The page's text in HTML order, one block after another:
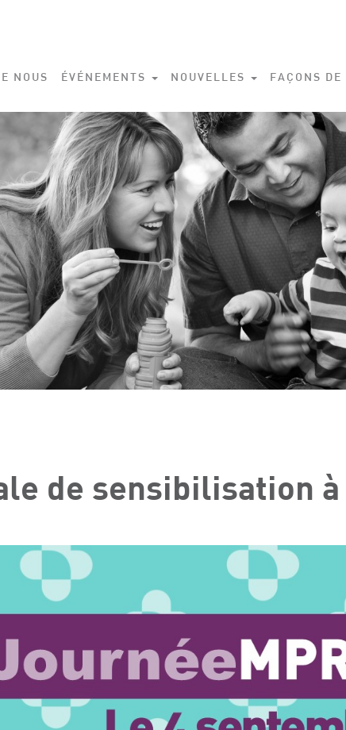
NOUS ÉVÉNEMENTS NOUVELLES FAÇONS DE
de sensibilisation à